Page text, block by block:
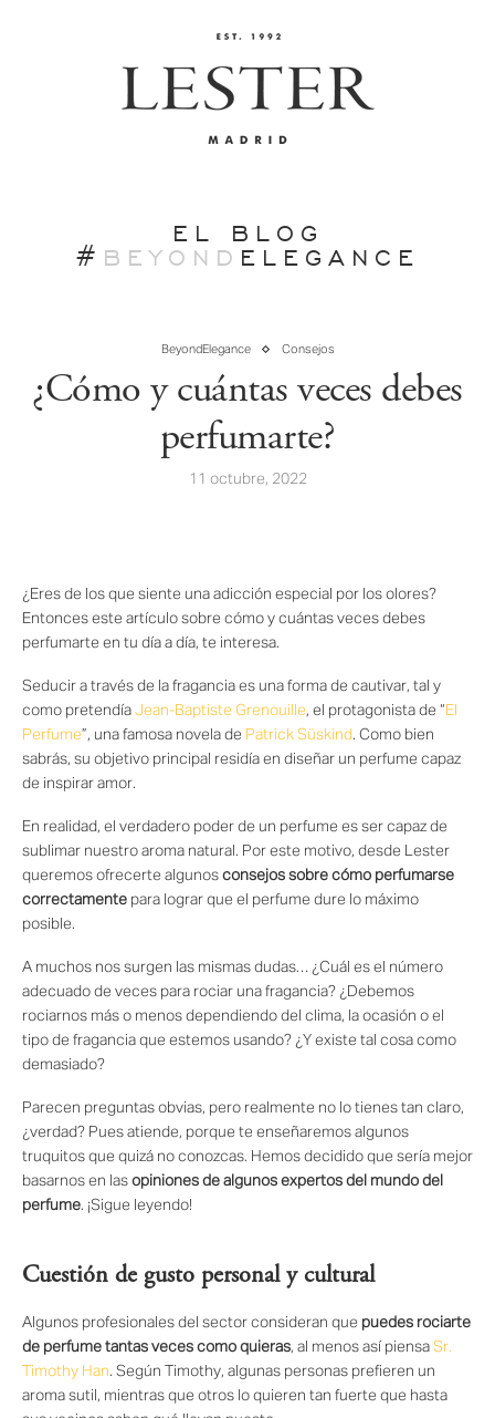
EL BLOG
# BEYOND ELEGANCE
BeyondElegance Consejos
¿Cómo y cuántas veces debes
perfumarte?
11 octubre, 2022
¿Eres de los que siente una adicción especial por los olores?
Entonces este artículo sobre cómo y cuántas veces debes
perfumarte en tu día a día, te interesa.
Seducir a través de la fragancia es una forma de cautivar, tal y
como pretendía Jean-Baptiste Grenouille, el protagonista de “ El
Perfume”, una famosa novela de Patrick Süskind. Como bien
sabrás, su objetivo principal residía en diseñar un perfume capaz
de inspirar amor.
En realidad, el verdadero poder de un perfume es ser capaz de
sublimar nuestro aroma natural. Por este motivo, desde Lester
queremos ofrecerte algunos consejos sobre cómo perfumarse
correctamente para lograr que el perfume dure lo máximo
posible.
A muchos nos surgen las mismas dudas… ¿Cuál es el número
adecuado de veces para rociar una fragancia? ¿Debemos
rociarnos más o menos dependiendo del clima, la ocasión o el
tipo de fragancia que estemos usando? ¿Y existe tal cosa como
demasiado?
Parecen preguntas obvias, pero realmente no lo tienes tan claro,
¿verdad? Pues atiende, porque te enseñaremos algunos
truquitos que quizá no conozcas. Hemos decidido que sería mejor
basarnos en las opiniones de algunos expertos del mundo del
perfume. ¡Sigue leyendo!
Cuestión de gusto personal y cultural
Algunos profesionales del sector consideran que puedes rociarte
de perfume tantas veces como quieras, al menos así piensa Sr.
Timothy Han. Según Timothy, algunas personas prefieren un
aroma sutil, mientras que otros lo quieren tan fuerte que hasta